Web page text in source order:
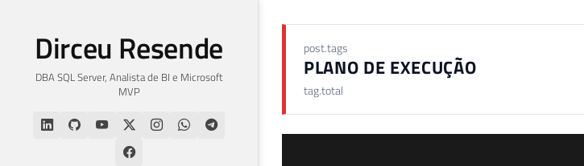
Dirceu Resende
DBA SQL Server, Analista de BI e Microsoft
MVP
post.tags
PLANO DE EXECUÇÃO
tag.total